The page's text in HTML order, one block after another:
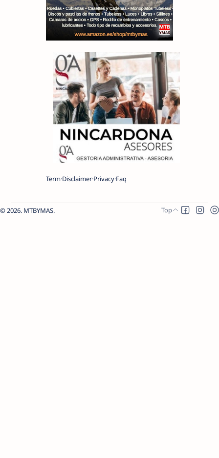
Term Disclaimer Privacy Faq
2026. MTBYMAS.